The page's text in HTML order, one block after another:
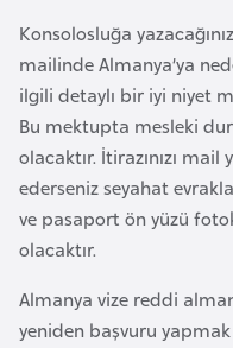
Konsolosluğa
mailinde Almanya’ya
ilgili detaylı bir iyi niyet
Bu mektupta mesleki
olacaktır. İtirazınızı
ederseniz seyahat
ve pasaport ön yüzü
olacaktır.
Almanya vize reddi
yeniden başvuru
n
G
a
m
b
i
a